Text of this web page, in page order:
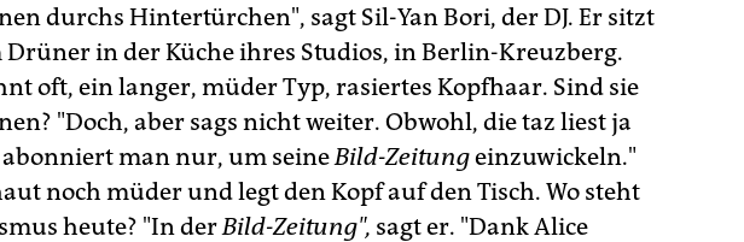
durchs Hintertürchen", sagt Sil-Yan Bori, der DJ. Er sitzt
in der Küche ihres Studios, in Berlin-Kreuzberg.
oft, ein langer, müder Typ, rasiertes Kopfhaar. Sind sie
"Doch, aber sags nicht weiter. Obwohl, die taz liest ja
man nur, um seineBild-Zeitungeinzuwickeln."
noch müder und legt den Kopf auf den Tisch. Wo steht
heute? "In derBild-Zeitung", sagt er. "Dank Alice